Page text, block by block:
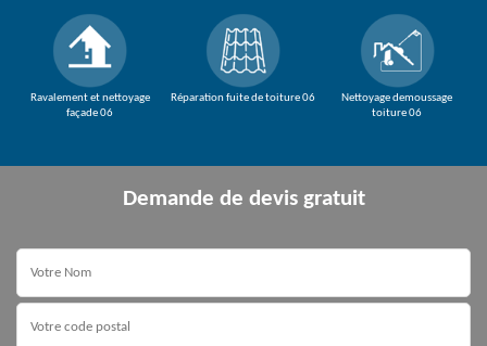
Ravalement et nettoyage
façade 06
Réparation fuite de toiture 06
Nettoyage demoussage
toiture 06
Demande de devis gratuit